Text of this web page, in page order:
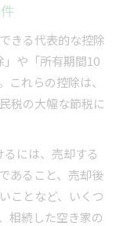
きる代表的な控除
」や「所有期間10
れらの控除は、
税の大幅な節税に
には、売却する
あること、売却後
ことなど、いくつ
相続した空き家の